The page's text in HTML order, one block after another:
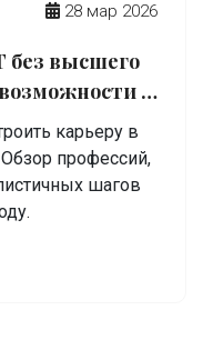
28 мар 2026
без высшего
в
карьеру в
профессий,
шагов